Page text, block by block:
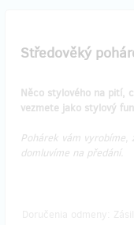
Středověký
Něco stylového na pití,
vezmete jako stylový
Pohárek vám vyrobíme,
domluvíme na předání.